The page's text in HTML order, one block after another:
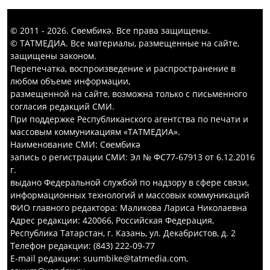
© 2011 - 2026. Сөембикә. Все права защищены.
© ТАТМЕДИА. Все материалы, размещенные на сайте,
защищены законом.
Перепечатка, воспроизведение и распространение в
любом объеме информации,
размещенной на сайте, возможна только с письменного
согласия редакций СМИ.
При поддержке Республиканского агентства по печати и
массовым коммуникациям «ТАТМЕДИА».
Наименование СМИ: Сөембикә
запись о регистрации СМИ: Эл № ФС77-67913 от 6.12.2016
г.
выдано Федеральной службой по надзору в сфере связи,
информационных технологий и массовых коммуникаций
ФИО главного редактора: Маликова Лариса Николаевна
Адрес редакции: 420066, Российская Федерация,
Республика Татарстан, г. Казань, ул. Декабристов, д. 2
Телефон редакции: (843) 222-09-77
E-mail редакции: suumbike@tatmedia.com,